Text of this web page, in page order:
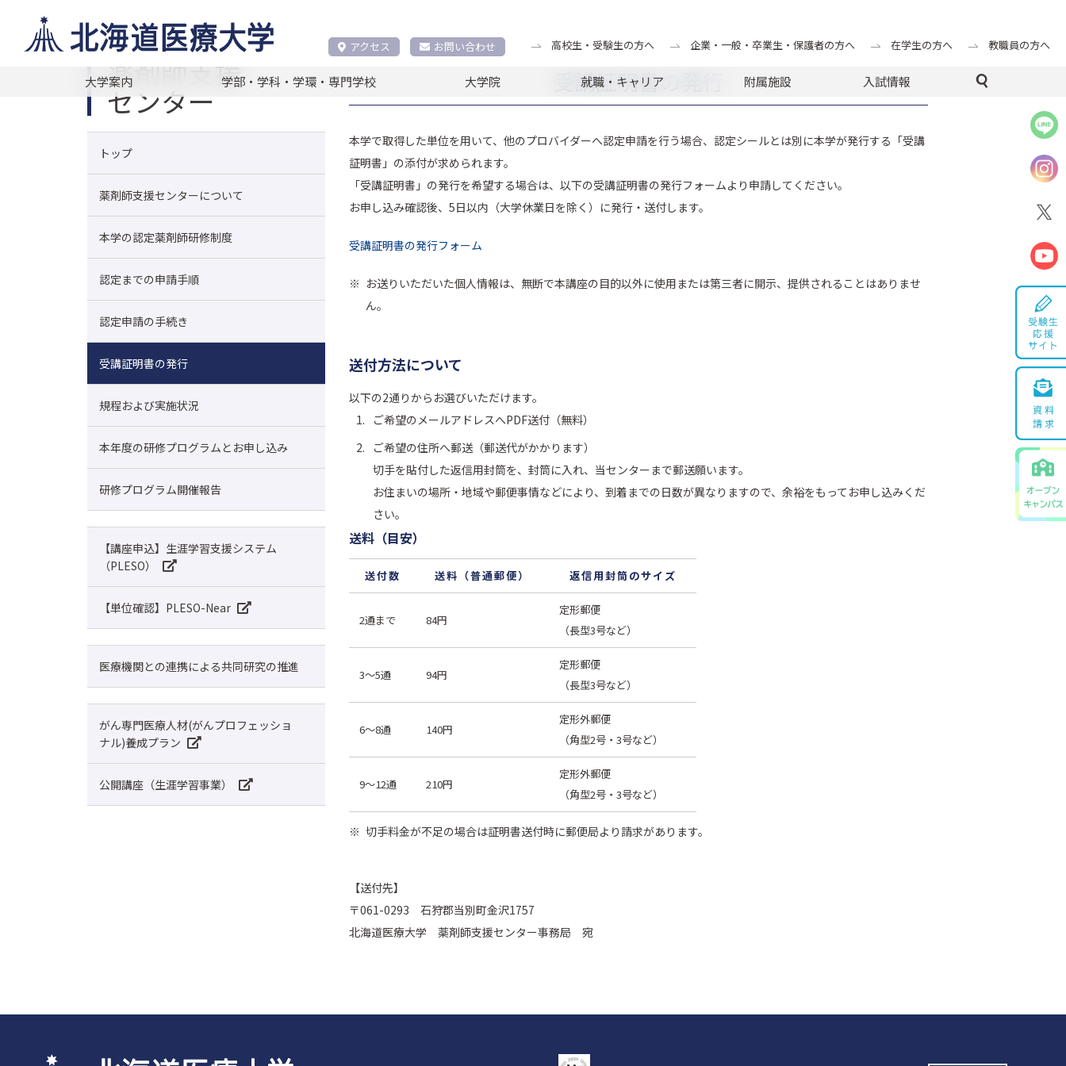
アクセス お問い合わせ 高校生・受験生の方へ 企業・一般・卒業生・保護者の方へ 在学生の方へ 教職員の方へ
大学案内 学部・学科・学環・専門学校 大学院 就職・キャリア 附属施設 入試情報
受講証明書の発行
本学で取得した単位を用いて、他のプロバイダーへ認定申請を行う場合、認定シールとは別に本学が発行する「受講
証明書」の添付が求められます。
「受講証明書」の発行を希望する場合は、以下の受講証明書の発行フォームより申請してください。
お申し込み確認後、5日以内（大学休業日を除く）に発行・送付します。
受講証明書の発行フォーム
お送りいただいた個人情報は、無断で本講座の目的以外に使用または第三者に開示、提供されることはありませ
ん。
送付方法について
以下の2通りからお選びいただけます。
ご希望のメールアドレスへPDF送付（無料）
ご希望の住所へ郵送（郵送代がかかります）
切手を貼付した返信用封筒を、封筒に入れ、当センターまで郵送願います。
お住まいの場所・地域や郵便事情などにより、到着までの日数が異なりますので、余裕をもってお申し込みくだ
さい。
送料（目安）
送付数 送料（普通郵便） 返信用封筒のサイズ
2通まで 84円
定形郵便
（長型3号など）
3～5通 94円
定形郵便
（長型3号など）
6～8通 140円
定形外郵便
（角型2号・3号など）
9～12通 210円
定形外郵便
（角型2号・3号など）
切手料金が不足の場合は証明書送付時に郵便局より請求があります。
【送付先】
〒061-0293 石狩郡当別町金沢1757
北海道医療大学 薬剤師支援センター事務局 宛
薬剤師支援
センター
トップ
薬剤師支援センターについて
本学の認定薬剤師研修制度
認定までの申請手順
認定申請の手続き
受講証明書の発行
規程および実施状況
本年度の研修プログラムとお申し込み
研修プログラム開催報告
【講座申込】生涯学習支援システム
（PLESO）
【単位確認】PLESO-Near
医療機関との連携による共同研究の推進
がん専門医療人材(がんプロフェッショ
ナル)養成プラン
公開講座（生涯学習事業）